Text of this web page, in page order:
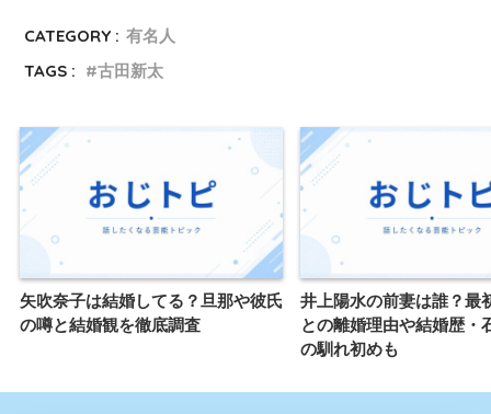
CATEGORY : 有名人
TAGS :
古田新太
矢吹奈子は結婚してる？旦那や彼氏
の噂と結婚観を徹底調査
井上陽水の前妻は誰？最
との離婚理由や結婚歴・
の馴れ初めも